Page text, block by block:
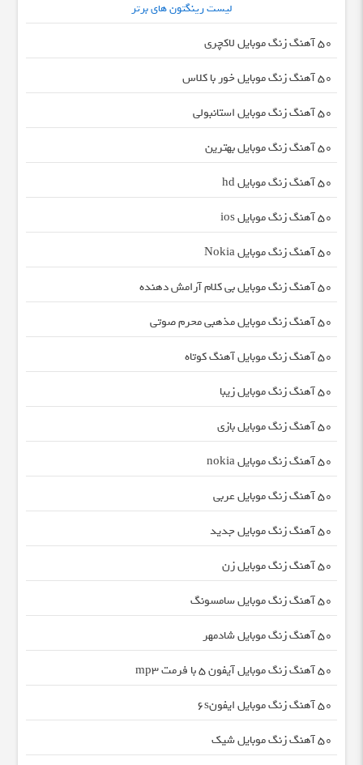
لیست رینگتون های برتر
50 آهنگ زنگ موبایل لاکچری
50 آهنگ زنگ موبایل خور با کلاس
50 آهنگ زنگ موبایل استانبولی
50 آهنگ زنگ موبایل بهترین
50 آهنگ زنگ موبایل hd
50 آهنگ زنگ موبایل ios
50 آهنگ زنگ موبایل Nokia
50 آهنگ زنگ موبایل بی کلام آرامش دهنده
50 آهنگ زنگ موبایل مذهبی محرم صوتی
50 آهنگ زنگ موبایل آهنگ کوتاه
50 آهنگ زنگ موبایل زیبا
50 آهنگ زنگ موبایل بازی
50 آهنگ زنگ موبایل nokia
50 آهنگ زنگ موبایل عربی
50 آهنگ زنگ موبایل جدید
50 آهنگ زنگ موبایل زن
50 آهنگ زنگ موبایل سامسونگ
50 آهنگ زنگ موبایل شادمهر
50 آهنگ زنگ موبایل آیفون 5 با فرمت mp3
50 آهنگ زنگ موبایل ایفون۶s
50 آهنگ زنگ موبایل شیک